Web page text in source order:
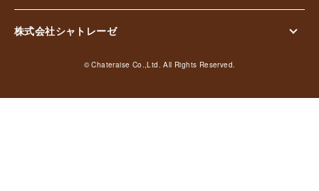
株式会社シャトレーゼ
© Chateraise Co.,Ltd. All Rights Reserved.